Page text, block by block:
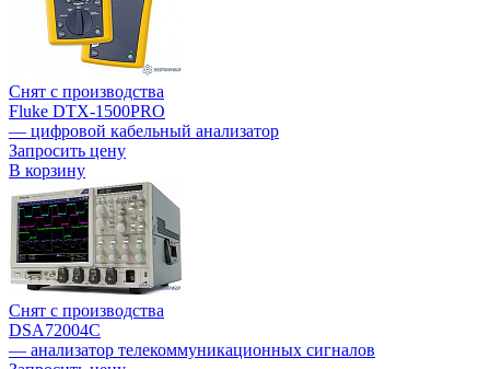
Снят с производства
Fluke DTX-1500PRO
— цифровой кабельный анализатор
Запросить цену
В корзину
Снят с производства
DSA72004C
— анализатор телекоммуникационных сигналов